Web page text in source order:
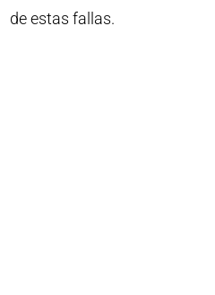
de estas fallas.